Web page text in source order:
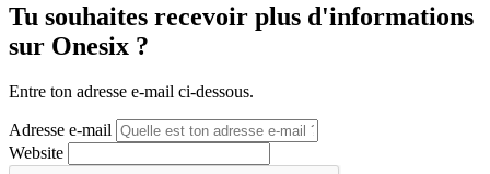
Tu souhaites recevoir plus d'informations
sur Onesix ?
Entre ton adresse e-mail ci-dessous.
Adresse e-mail
Website